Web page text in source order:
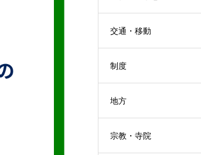
交通・移動
制度
地方
宗教・寺院